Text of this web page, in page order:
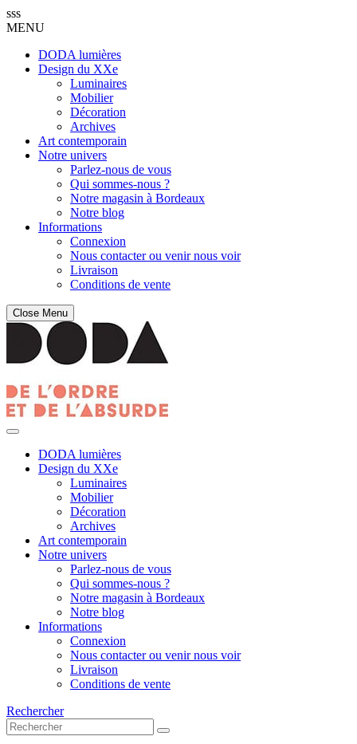
sss
MENU
DODA lumières
Design du XXe
Luminaires
Mobilier
Décoration
Archives
Art contemporain
Notre univers
Parlez-nous de vous
Qui sommes-nous ?
Notre magasin à Bordeaux
Notre blog
Informations
Connexion
Nous contacter ou venir nous voir
Livraison
Conditions de vente
Close Menu
DODA lumières
Design du XXe
Luminaires
Mobilier
Décoration
Archives
Art contemporain
Notre univers
Parlez-nous de vous
Qui sommes-nous ?
Notre magasin à Bordeaux
Notre blog
Informations
Connexion
Nous contacter ou venir nous voir
Livraison
Conditions de vente
Rechercher